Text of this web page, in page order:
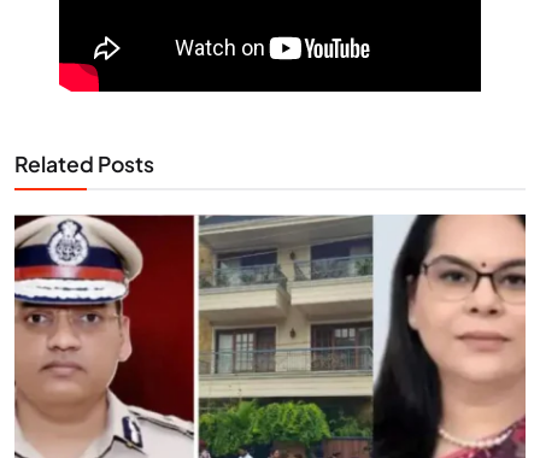
Related Posts